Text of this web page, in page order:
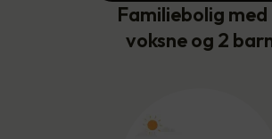
Familiebolig med
voksne og 2